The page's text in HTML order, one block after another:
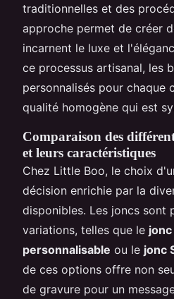
traditionnelles et des
approche permet de créer
incarnent le luxe et
ce processus artisanal, les
personnalisés pour chaque
qualité homogène qui est
Comparaison des
et leurs caractéristiques
Chez Little Boo, le choix
décision enrichie par la
disponibles. Les joncs sont
variations, telles que le
personnalisable ou le jonc
de ces options offre non
de gravure pour un